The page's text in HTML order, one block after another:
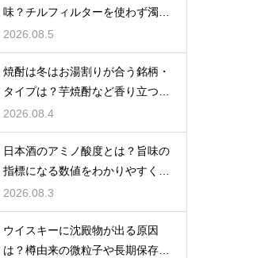
味？チルフィルターを使わず濁り
をあえて残す製法
2026.08.5
焼酎は冬はお湯割りが合う銘柄・
タイプは？芋焼酎など香り立つ本
格焼酎で体が温まる
2026.08.4
日本酒のアミノ酸度とは？旨味の
指標になる数値をわかりやすく解
説
2026.08.3
ウイスキーに沈殿物が出る原因
は？樽由来の微粒子や長期保存で